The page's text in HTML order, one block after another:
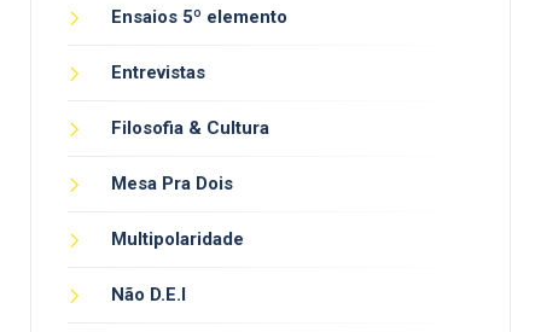
Ensaios 5º elemento
Entrevistas
Filosofia & Cultura
Mesa Pra Dois
Multipolaridade
Não D.E.I